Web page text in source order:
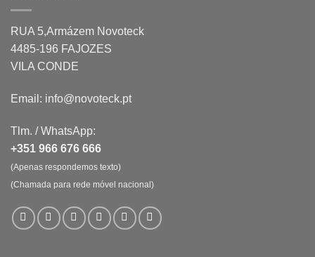
RUA 5,Armázem Novoteck
4485-196 FAJOZES
VILA CONDE
Email: info@novoteck.pt
Tlm. / WhatsApp:
+351 966 676 666
(Apenas respondemos texto)
(Chamada para rede móvel nacional)